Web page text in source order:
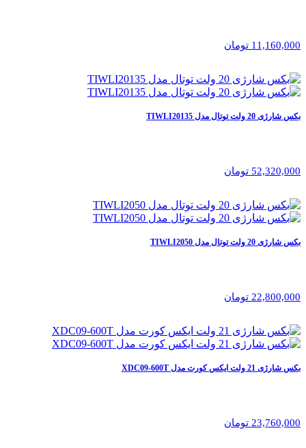
11,160,000 تومان
بکس شارژی 20 ولت توتال مدل TIWLI20135
52,320,000 تومان
بکس شارژی 20 ولت توتال مدل TIWLI2050
22,800,000 تومان
بکس شارژی 21 ولت ایکس کورت مدل XDC09-600T
23,760,000 تومان